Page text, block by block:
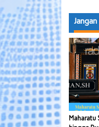
Maharatu